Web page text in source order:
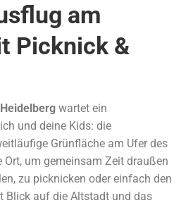
am
Picknick &
Heidelberg wartet ein
und deine Kids: die
Grünfläche am Ufer des
Ort, um gemeinsam Zeit draußen
zu picknicken oder einfach den
Blick auf die Altstadt und das